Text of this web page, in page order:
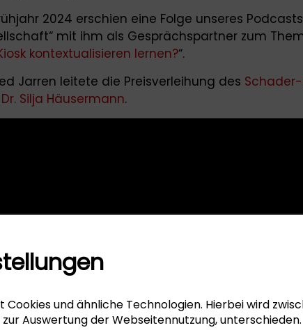
2024 erschien eine Folge unseres
mit ihm als Gesprächspartner zum
kontextualisieren lernen?“.
Jarren leitete die Preisverleihung des
Silja Häusermann.
Cookies und ähnliche Technologien. Hierbei wird
zur Auswertung der Webseitennutzung, unterschieden.